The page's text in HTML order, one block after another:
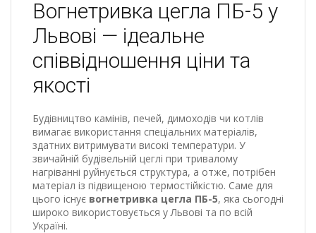
Вогнетривка цегла ПБ-5 у
Львові — ідеальне
співвідношення ціни та
якості
Будівництво камінів, печей, димоходів чи котлів
вимагає використання спеціальних матеріалів,
здатних витримувати високі температури. У
звичайній будівельній цеглі при тривалому
нагріванні руйнується структура, а отже, потрібен
матеріал із підвищеною термостійкістю. Саме для
цього існує вогнетривка цегла ПБ-5, яка сьогодні
широко використовується у Львові та по всій
Україні.